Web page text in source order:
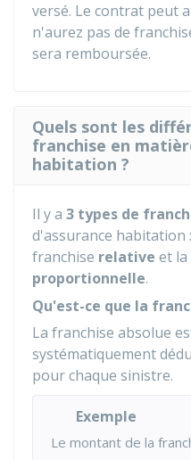
versé. Le contrat peut
n'aurez pas de
sera remboursée.
Quels sont les
franchise en
habitation ?
Il y a 3 types de
d'assurance habitation
franchise relative et
proportionnelle.
Qu'est-ce que la
La franchise absolue
systématiquement
pour chaque sinistre.
Exemple
Le montant de la